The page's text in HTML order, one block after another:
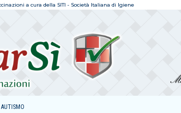
a cura della SITI - Società Italiana di Igiene